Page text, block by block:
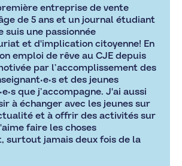
entreprise de vente
de 5 ans et un journal étudiant
suis une passionnée
et d'implication citoyenne! En
emploi de rêve au CJE depuis
par l’accomplissement des
et des jeunes
que j’accompagne. J'ai aussi
à échanger avec les jeunes sur
et à offrir des activités sur
faire les choses
surtout jamais deux fois de la